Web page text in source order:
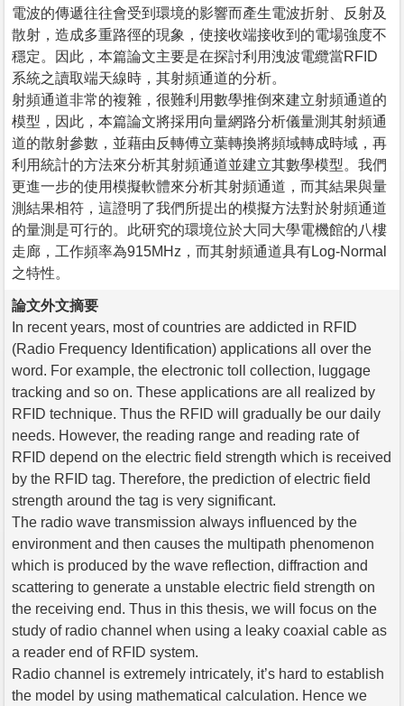
電波的傳遞往往會受到環境的影響而產生電波折射、反射及
散射，造成多重路徑的現象，使接收端接收到的電場強度不
穩定。因此，本篇論文主要是在探討利用洩波電纜當RFID
系統之讀取端天線時，其射頻通道的分析。
射頻通道非常的複雜，很難利用數學推倒來建立射頻通道的
模型，因此，本篇論文將採用向量網路分析儀量測其射頻通
道的散射參數，並藉由反轉傅立葉轉換將頻域轉成時域，再
利用統計的方法來分析其射頻通道並建立其數學模型。我們
更進一步的使用模擬軟體來分析其射頻通道，而其結果與量
測結果相符，這證明了我們所提出的模擬方法對於射頻通道
的量測是可行的。此研究的環境位於大同大學電機館的八樓
走廊，工作頻率為915MHz，而其射頻通道具有Log-Normal
之特性。
論文外文摘要
In recent years, most of countries are addicted in RFID
(Radio Frequency Identification) applications all over the
word. For example, the electronic toll collection, luggage
tracking and so on. These applications are all realized by
RFID technique. Thus the RFID will gradually be our daily
needs. However, the reading range and reading rate of
RFID depend on the electric field strength which is received
by the RFID tag. Therefore, the prediction of electric field
strength around the tag is very significant.
The radio wave transmission always influenced by the
environment and then causes the multipath phenomenon
which is produced by the wave reflection, diffraction and
scattering to generate a unstable electric field strength on
the receiving end. Thus in this thesis, we will focus on the
study of radio channel when using a leaky coaxial cable as
a reader end of RFID system.
Radio channel is extremely intricately, it’s hard to establish
the model by using mathematical calculation. Hence we